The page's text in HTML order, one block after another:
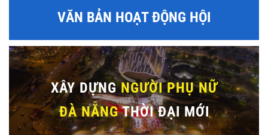
VĂN BẢN HOẠT ĐỘNG HỘI
XÂY DỰNGNGƯỜI PHỤ NỮ
ĐÀ NẴNGTHỜI ĐẠI MỚI